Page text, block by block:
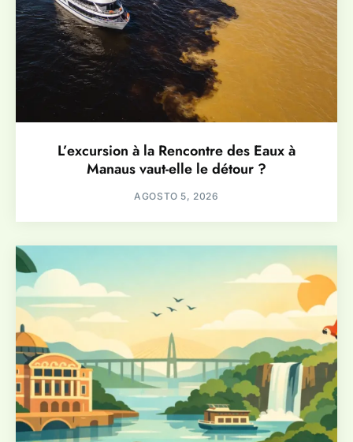
L’excursion à la Rencontre des Eaux à
Manaus vaut-elle le détour ?
AGOSTO 5, 2026